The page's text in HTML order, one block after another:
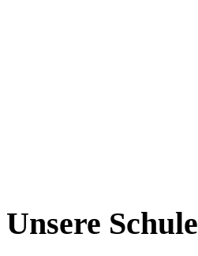
Unsere Schule